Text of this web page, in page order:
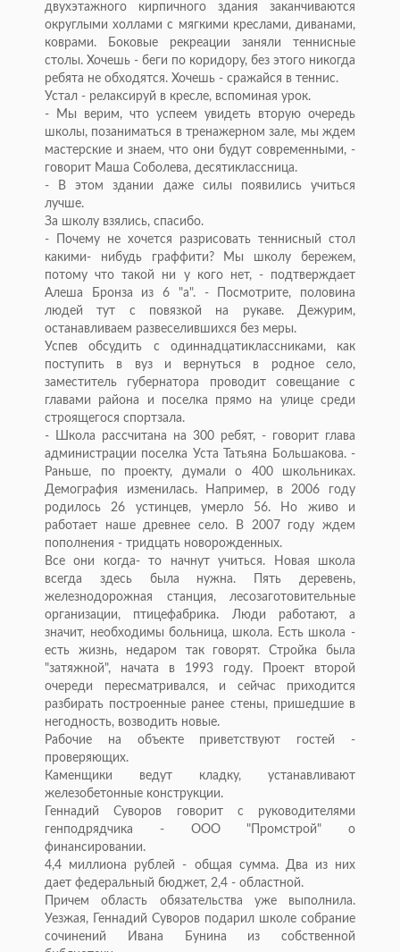
двухэтажного кирпичного здания заканчиваются
округлыми холлами с мягкими креслами, диванами,
коврами. Боковые рекреации заняли теннисные
столы. Хочешь - беги по коридору, без этого никогда
ребята не обходятся. Хочешь - сражайся в теннис.
Устал - релаксируй в кресле, вспоминая урок.
- Мы верим, что успеем увидеть вторую очередь
школы, позаниматься в тренажерном зале, мы ждем
мастерские и знаем, что они будут современными, -
говорит Маша Соболева, десятиклассница.
- В этом здании даже силы появились учиться
лучше.
За школу взялись, спасибо.
- Почему не хочется разрисовать теннисный стол
какими- нибудь граффити? Мы школу бережем,
потому что такой ни у кого нет, - подтверждает
Алеша Бронза из 6 "а". - Посмотрите, половина
людей тут с повязкой на рукаве. Дежурим,
останавливаем развеселившихся без меры.
Успев обсудить с одиннадцатиклассниками, как
поступить в вуз и вернуться в родное село,
заместитель губернатора проводит совещание с
главами района и поселка прямо на улице среди
строящегося спортзала.
- Школа рассчитана на 300 ребят, - говорит глава
администрации поселка Уста Татьяна Большакова. -
Раньше, по проекту, думали о 400 школьниках.
Демография изменилась. Например, в 2006 году
родилось 26 устинцев, умерло 56. Но живо и
работает наше древнее село. В 2007 году ждем
пополнения - тридцать новорожденных.
Все они когда- то начнут учиться. Новая школа
всегда здесь была нужна. Пять деревень,
железнодорожная станция, лесозаготовительные
организации, птицефабрика. Люди работают, а
значит, необходимы больница, школа. Есть школа -
есть жизнь, недаром так говорят. Стройка была
"затяжной", начата в 1993 году. Проект второй
очереди пересматривался, и сейчас приходится
разбирать построенные ранее стены, пришедшие в
негодность, возводить новые.
Рабочие на объекте приветствуют гостей -
проверяющих.
Каменщики ведут кладку, устанавливают
железобетонные конструкции.
Геннадий Суворов говорит с руководителями
генподрядчика - ООО "Промстрой" о
финансировании.
4,4 миллиона рублей - общая сумма. Два из них
дает федеральный бюджет, 2,4 - областной.
Причем область обязательства уже выполнила.
Уезжая, Геннадий Суворов подарил школе собрание
сочинений Ивана Бунина из собственной